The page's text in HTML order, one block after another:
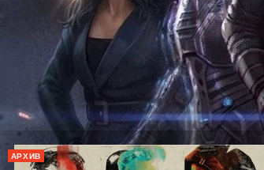
АРХИВ